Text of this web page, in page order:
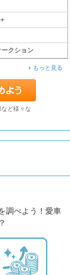
ークション
もっと見る
ど様々な
調べよう！愛車